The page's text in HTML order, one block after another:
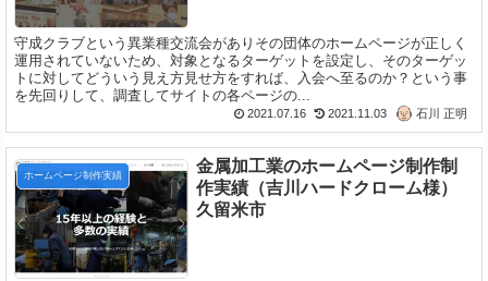
守成クラブという異業種交流会がありその団体のホームページが正しく
運用されていないため、対象となるターゲットを設定し、そのターゲッ
トに対してどういう見え方見せ方をすれば、入会へ至るのか？という事
を先回りして、調査してサイトの各ページの...
2021.07.16 2021.11.03 石川 正明
ホームページ制作実績
金属加工業のホームページ制作制
作実績（吉川ハードクローム様）
久留米市